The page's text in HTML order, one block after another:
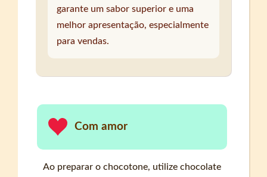
garante um sabor superior e uma
melhor apresentação, especialmente
para vendas.
Com amor
Ao preparar o chocotone, utilize chocolate